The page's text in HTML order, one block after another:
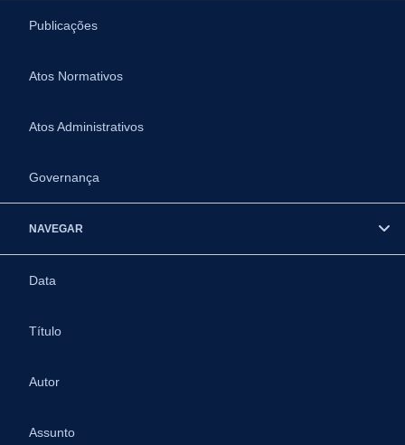
Publicações
Atos Normativos
Atos Administrativos
Governança
NAVEGAR
Data
Título
Autor
Assunto